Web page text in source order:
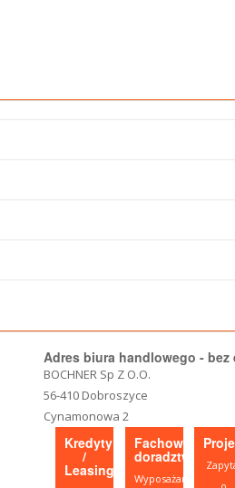
Adres biura handlowego - bez
BOCHNER Sp Z O.O.
56-410 Dobroszyce
Cynamonowa 2
Kredyty
/
Leasing
Fachowe
doradztwo
Wyposażamy
o